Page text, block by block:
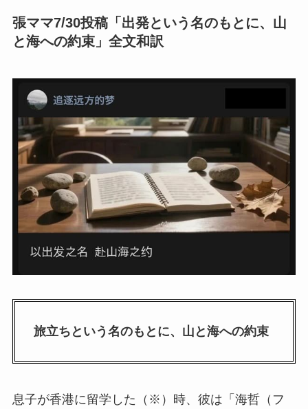
張ママ7/30投稿「出発という名のもとに、山
と海への約束」全文和訳
旅立ちという名のもとに、山と海への約束
息子が香港に留学した（※）時、彼は「海哲（フ